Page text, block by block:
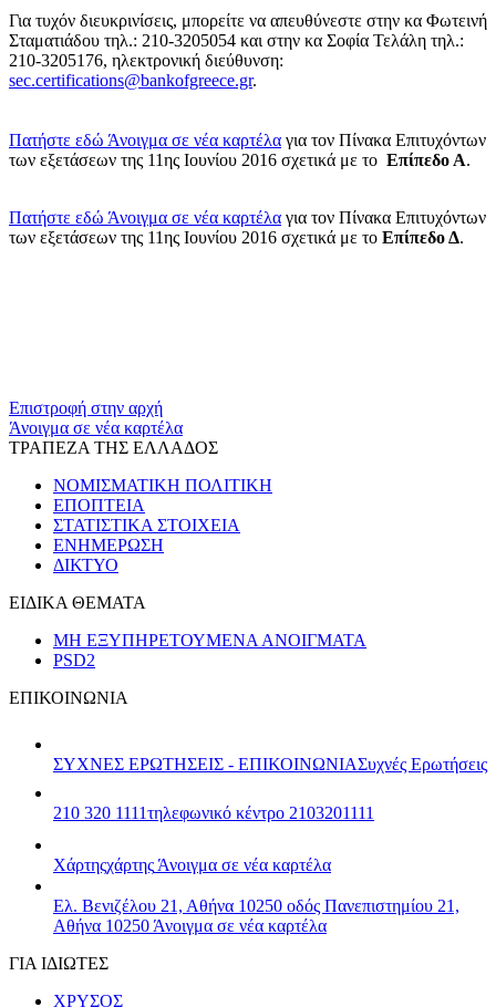
Για τυχόν διευκρινίσεις, μπορείτε να απευθύνεστε στην κα Φωτεινή
Σταματιάδου τηλ.: 210-3205054 και στην κα Σοφία Τελάλη τηλ.:
210-3205176, ηλεκτρονική διεύθυνση:
sec.certifications@bankofgreece.gr.
Πατήστε εδώ Άνοιγμα σε νέα καρτέλα για τον Πίνακα Επιτυχόντων
των εξετάσεων της 11ης Ιουνίου 2016 σχετικά με το Επίπεδο Α.
Πατήστε εδώ Άνοιγμα σε νέα καρτέλα για τον Πίνακα Επιτυχόντων
των εξετάσεων της 11ης Ιουνίου 2016 σχετικά με το Επίπεδο Δ.
Επιστροφή στην αρχή
Άνοιγμα σε νέα καρτέλα
ΤΡΑΠΕΖΑ ΤΗΣ ΕΛΛΑΔΟΣ
ΝΟΜΙΣΜΑΤΙΚΗ ΠΟΛΙΤΙΚΗ
ΕΠΟΠΤΕΙΑ
ΣΤΑΤΙΣΤΙΚΑ ΣΤΟΙΧΕΙΑ
ΕΝΗΜΕΡΩΣΗ
ΔΙΚΤΥΟ
ΕΙΔΙΚΑ ΘΕΜΑΤΑ
ΜΗ ΕΞΥΠΗΡΕΤΟΥΜΕΝΑ ΑΝΟΙΓΜΑΤΑ
PSD2
ΕΠΙΚΟΙΝΩΝΙΑ
ΣΥΧΝΕΣ ΕΡΩΤΗΣΕΙΣ - ΕΠΙΚΟΙΝΩΝΙΑΣυχνές Ερωτήσεις
210 320 1111τηλεφωνικό κέντρο 2103201111
Χάρτηςχάρτης Άνοιγμα σε νέα καρτέλα
Ελ. Βενιζέλου 21, Αθήνα 10250 οδός Πανεπιστημίου 21,
Αθήνα 10250 Άνοιγμα σε νέα καρτέλα
ΓΙΑ ΙΔΙΩΤΕΣ
ΧΡΥΣΟΣ